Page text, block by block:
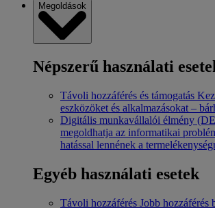
Megoldások
Népszerű használati
Távoli hozzáférés és támogatás
eszközöket és alkalmazásokat –
Digitális munkavállalói élmény
megoldhatja az informatikai
hatással lennének a
Egyéb használati esetek
Távoli hozzáférés Jobb hozzáférés